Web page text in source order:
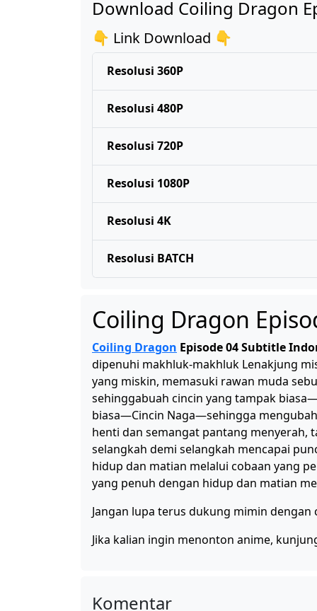
Download Coiling Dragon
👇 Link Download 👇
Resolusi 360P
Resolusi 480P
Resolusi 720P
Resolusi 1080P
Resolusi 4K
Resolusi BATCH
Coiling Dragon
Coiling Dragon Episode 04 Subtitle
dipenuhi makhluk-makhluk Lenakjung
yang miskin, memasuki rawan muda
sehinggabuah cincin yang tampak
biasa—Cincin Naga—sehingga
henti dan semangat pantang menyerah,
selangkah demi selangkah mencapai
hidup dan matian melalui cobaan yang
yang penuh dengan hidup dan matian
Jangan lupa terus dukung mimin
Jika kalian ingin menonton anime,
Komentar